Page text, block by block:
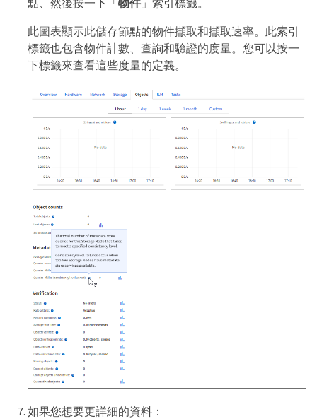
點、然後按一下「物件」索引標籤。
此圖表顯示此儲存節點的物件擷取和擷取速率。此索引
標籤也包含物件計數、查詢和驗證的度量。您可以按一
下標籤來查看這些度量的定義。
如果您想要更詳細的資料：